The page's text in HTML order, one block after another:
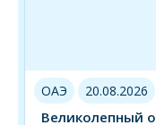
ОАЭ 20.08.2026
Великолепный